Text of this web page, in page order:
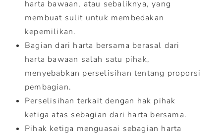
harta bawaan, atau sebaliknya, yang
membuat sulit untuk membedakan
kepemilikan.
Bagian dari harta bersama berasal dari
harta bawaan salah satu pihak,
menyebabkan perselisihan tentang proporsi
pembagian.
Perselisihan terkait dengan hak pihak
ketiga atas sebagian dari harta bersama.
Pihak ketiga menguasai sebagian harta